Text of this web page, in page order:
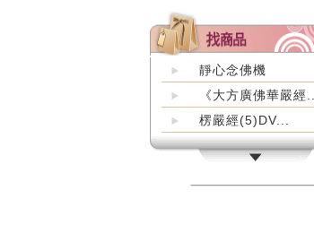
靜心念佛機
《大方廣佛華嚴經...
楞嚴經(5)DV...